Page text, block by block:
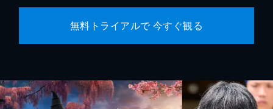
無料トライアルで 今すぐ観る